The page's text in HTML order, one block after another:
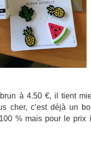
à 4.50 €, il tient
cher, c’est déjà un
% mais pour le